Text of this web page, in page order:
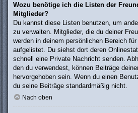
Wozu benötige ich die Listen der
Mitglieder?
Du kannst diese Listen benutzen, um
zu verwalten. Mitglieder, die du deiner
werden in deinem persönlichen Bereich
aufgelistet. Du siehst dort deren
schnell eine Private Nachricht senden.
den du verwendest, können Beiträge
hervorgehoben sein. Wenn du einen
du seine Beiträge standardmäßig nicht.
Nach oben